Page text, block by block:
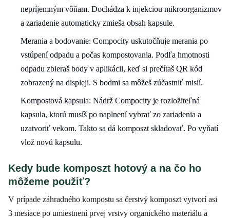
nepríjemným vôňam. Dochádza k injekciou mikroorganizmov
a zariadenie automaticky zmieša obsah kapsule.
Merania a bodovanie: Compocity uskutočňuje merania po
vstúpení odpadu a počas kompostovania. Podľa hmotnosti
odpadu zbieraš body v aplikácii, keď si prečítaš QR kód
zobrazený na displeji. S bodmi sa môžeš zúčastniť misií.
Kompostová kapsula: Nádrž Compocity je rozložiteľná
kapsula, ktorú musíš po naplnení vybrať zo zariadenia a
uzatvoriť vekom. Takto sa dá komposzt skladovať. Po vyňatí
vlož novú kapsulu.
Kedy bude komposzt hotový a na čo ho
môžeme použiť?
V prípade záhradného kompostu sa čerstvý komposzt vytvorí asi
3 mesiace po umiestnení prvej vrstvy organického materiálu a